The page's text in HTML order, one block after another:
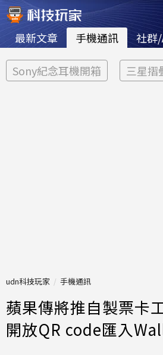
最新文章 手機通訊 社群
Sony紀念耳機開箱 三星摺
udn科技玩家 手機通訊
蘋果傳將推自製票卡
開放QR code匯入